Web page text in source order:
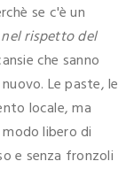
se c'è un
rispetto del
che sanno
Le paste, le
locale, ma
libero di
e senza fronzoli